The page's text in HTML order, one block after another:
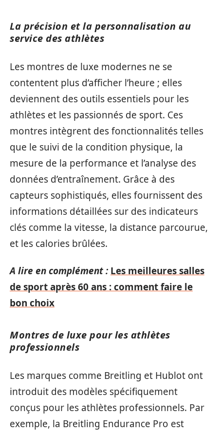
La précision et la personnalisation au
service des athlètes
Les montres de luxe modernes ne se
contentent plus d’afficher l’heure ; elles
deviennent des outils essentiels pour les
athlètes et les passionnés de sport. Ces
montres intègrent des fonctionnalités telles
que le suivi de la condition physique, la
mesure de la performance et l’analyse des
données d’entraînement. Grâce à des
capteurs sophistiqués, elles fournissent des
informations détaillées sur des indicateurs
clés comme la vitesse, la distance parcourue,
et les calories brûlées.
A lire en complément : Les meilleures salles
de sport après 60 ans : comment faire le
bon choix
Montres de luxe pour les athlètes
professionnels
Les marques comme Breitling et Hublot ont
introduit des modèles spécifiquement
conçus pour les athlètes professionnels. Par
exemple, la Breitling Endurance Pro est